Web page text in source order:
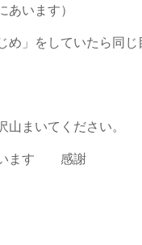
います）
め」をしていたら同
まいてください。
います 感謝